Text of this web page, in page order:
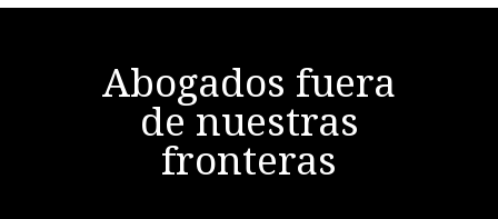
Abogados fuera
de nuestras
fronteras